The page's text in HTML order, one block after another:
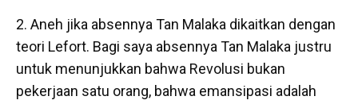
2. Aneh jika absennya Tan Malaka dikaitkan dengan
teori Lefort. Bagi saya absennya Tan Malaka justru
untuk menunjukkan bahwa Revolusi bukan
pekerjaan satu orang, bahwa emansipasi adalah